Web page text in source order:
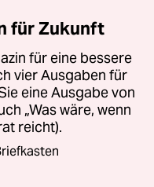
für Zukunft
für eine bessere
vier Ausgaben für
eine Ausgabe von
„Was wäre, wenn
reicht).